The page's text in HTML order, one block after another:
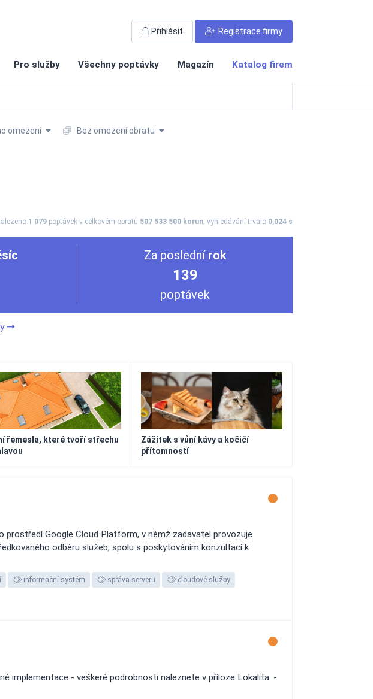
Přihlásit Registrace firmy
Pro služby Všechny poptávky Magazín Katalog firem
omezení Bez omezení obratu
1 079 poptávek v celkovém obratu 507 533 500 korun, vyhledávání trvalo 0,024 s
Za poslední rok
139
poptávek
řemesla, které tvoří střechu
Zážitek s vůní kávy a kočičí
přítomností
prostředí Google Cloud Platform, v němž zadavatel provozuje
odběru služeb, spolu s poskytováním konzultací k
informační systém správa serveru cloudové služby
implementace - veškeré podrobnosti naleznete v příloze Lokalita: -